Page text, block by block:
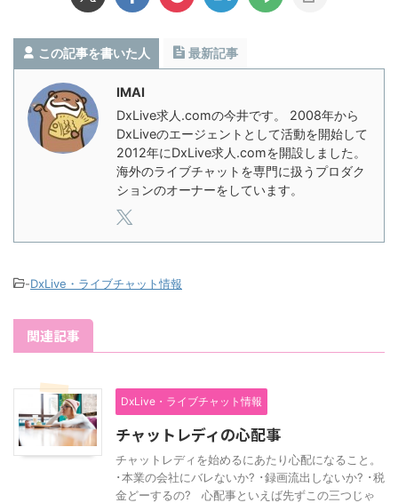
この記事を書いた人 最新記事
IMAI
DxLive求人.comの今井です。 2008年から
DxLiveのエージェントとして活動を開始して
2012年にDxLive求人.comを開設しました。
海外のライブチャットを専門に扱うプロダク
ションのオーナーをしています。
-DxLive・ライブチャット情報
関連記事
DxLive・ライブチャット情報
チャットレディの心配事
チャットレディを始めるにあたり心配になること。
･本業の会社にバレないか? ･録画流出しないか? ･税
金どーするの? 心配事といえば先ずこの三つじゃ